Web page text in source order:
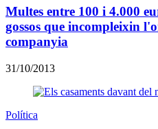
Multes entre 100 i 4.000
gossos que incompleixin
companyia
31/10/2013
Política